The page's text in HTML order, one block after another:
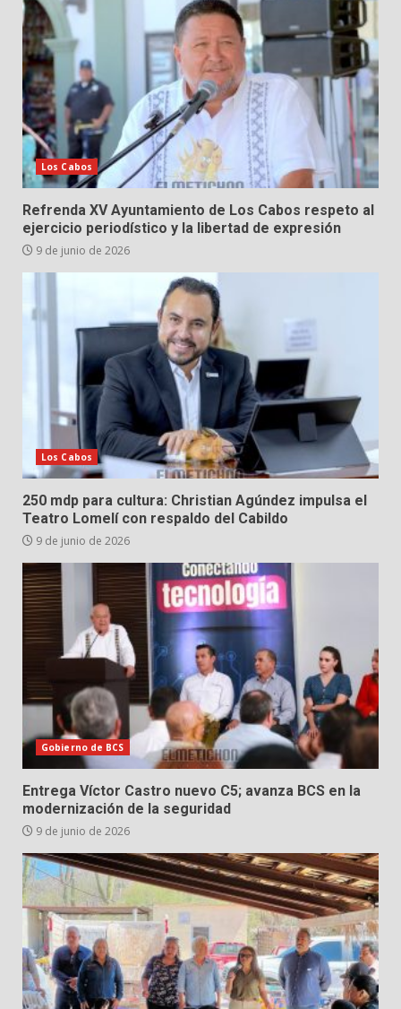
Los Cabos
Refrenda XV Ayuntamiento de Los Cabos respeto al
ejercicio periodístico y la libertad de expresión
9 de junio de 2026
Los Cabos
250 mdp para cultura: Christian Agúndez impulsa el
Teatro Lomelí con respaldo del Cabildo
9 de junio de 2026
Gobierno de BCS
Entrega Víctor Castro nuevo C5; avanza BCS en la
modernización de la seguridad
9 de junio de 2026